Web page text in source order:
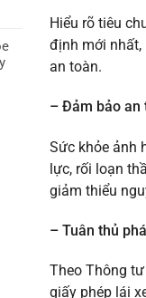
Hiểu rõ tiêu
định mới nhất,
an toàn.
– Đảm bảo an
Sức khỏe ảnh
lực, rối loạn
giảm thiểu
– Tuân thủ
Theo Thông
giấy phép lái